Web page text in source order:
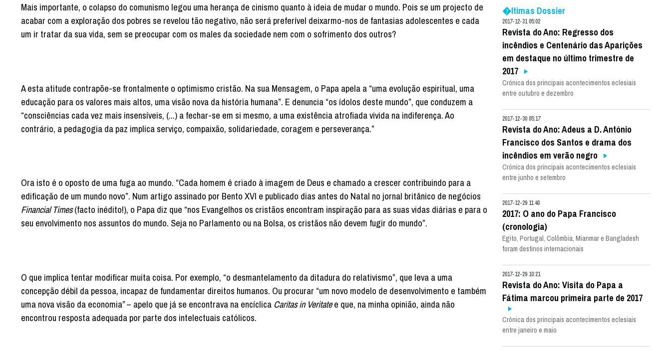
Mais importante, o colapso do comunismo legou uma herança de cinismo quanto à ideia de mudar o mundo. Pois se um projecto de
acabar com a exploração dos pobres se revelou tão negativo, não será preferível deixarmo-nos de fantasias adolescentes e cada
um ir tratar da sua vida, sem se preocupar com os males da sociedade nem com o sofrimento dos outros?
A esta atitude contrapõe-se frontalmente o optimismo cristão. Na sua Mensagem, o Papa apela a “uma evolução espiritual, uma
educação para os valores mais altos, uma visão nova da história humana”. E denuncia “os ídolos deste mundo”, que conduzem a
“consciências cada vez mais insensíveis, (...) a fechar-se em si mesmo, a uma existência atrofiada vivida na indiferença. Ao
contrário, a pedagogia da paz implica serviço, compaixão, solidariedade, coragem e perseverança.”
Ora isto é o oposto de uma fuga ao mundo. “Cada homem é criado à imagem de Deus e chamado a crescer contribuindo para a
edificação de um mundo novo”. Num artigo assinado por Bento XVI e publicado dias antes do Natal no jornal britânico de negócios
Financial Times(facto inédito!), o Papa diz que “nos Evangelhos os cristãos encontram inspiração para as suas vidas diárias e para o
seu envolvimento nos assuntos do mundo. Seja no Parlamento ou na Bolsa, os cristãos não devem fugir do mundo”.
O que implica tentar modificar muita coisa. Por exemplo, “o desmantelamento da ditadura do relativismo”, que leva a uma
concepção débil da pessoa, incapaz de fundamentar direitos humanos. Ou procurar “um novo modelo de desenvolvimento e também
uma nova visão da economia” – apelo que já se encontrava na encíclica Caritas in Veritatee que, na minha opinião, ainda não
encontrou resposta adequada por parte dos intelectuais católicos.
�ltimas Dossier
2017-12-31 05:02
Revista do Ano: Regresso dos
incêndios e Centenário das Aparições
em destaque no último trimestre de
2017
Crónica dos principais acontecimentos eclesiais
entre outubro e dezembro
2017-12-30 05:17
Revista do Ano: Adeus a D. António
Francisco dos Santos e drama dos
incêndios em verão negro
Crónica dos principais acontecimentos eclesiais
entre junho e setembro
2017-12-29 11:40
2017: O ano do Papa Francisco
(cronologia)
Egito, Portugal, Colômbia, Mianmar e Bangladesh
foram destinos internacionais
2017-12-29 10:21
Revista do Ano: Visita do Papa a
Fátima marcou primeira parte de 2017
Crónica dos principais acontecimentos eclesiais
entre janeiro e maio